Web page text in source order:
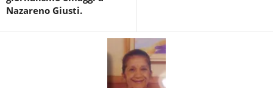
Nazareno Giusti.